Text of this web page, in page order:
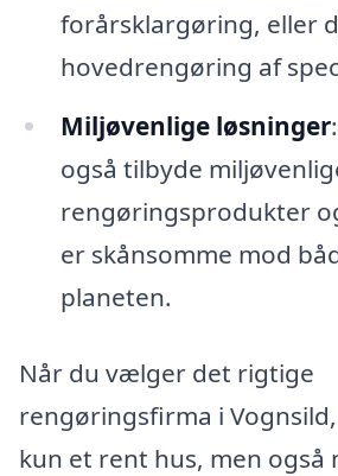
forårsklargøring, eller
hovedrengøring af
Miljøvenlige løsninger
også tilbyde
rengøringsprodukter
er skånsomme mod
planeten.
Når du vælger det rigtige
rengøringsfirma i
kun et rent hus, men også